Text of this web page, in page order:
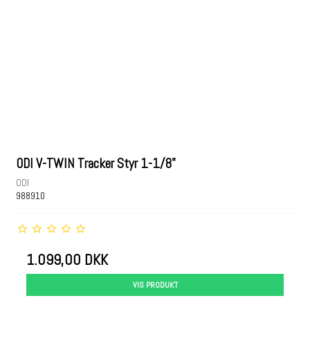
ODI V-TWIN Tracker Styr 1-1/8"
ODI
988910
1.099,00 DKK
VIS PRODUKT